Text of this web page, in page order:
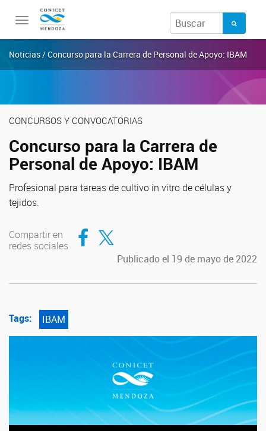
Toggle
navigation
Noticias / Concurso para la Carrera de Personal de Apoyo: IBAM
CONCURSOS Y CONVOCATORIAS
Concurso para la Carrera de
Personal de Apoyo: IBAM
Profesional para tareas de cultivo in vitro de células y
tejidos.
Compartir en
redes sociales
Compartir en Facebook
Compartir en Twitter
Publicado el 19 de mayo de 2022
Tags: IBAM